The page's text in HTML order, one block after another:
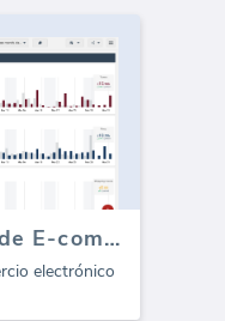
Detalles de ventas de E-commerce
electrónico